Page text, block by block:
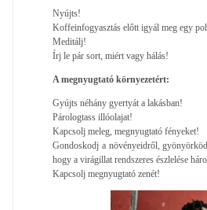
Nyújts!
Koffeinfogyasztás előtt igyál meg egy
Meditálj!
Írj le pár sort, miért vagy hálás!
A megnyugtató környezetért:
Gyújts néhány gyertyát a lakásban!
Párologtass illóolajat!
Kapcsolj meleg, megnyugtató fényeket!
Gondoskodj a növényeidről,
hogy a virágillat rendszeres észlelése
Kapcsolj megnyugtató zenét!